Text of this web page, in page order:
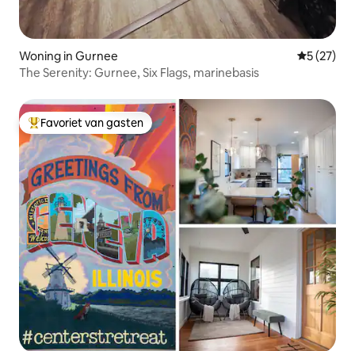
Woning in Gurnee
5 (27)
The Serenity: Gurnee, Six Flags, marinebasis
Topfavoriet van gasten
Favoriet van gasten